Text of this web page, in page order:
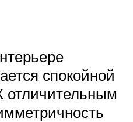
спокойной
отличительным